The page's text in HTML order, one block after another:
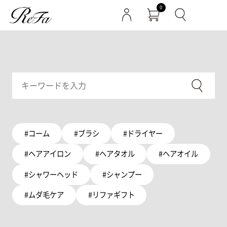
0
#コーム #ブラシ #ドライヤー
#ヘアアイロン #ヘアタオル #ヘアオイル
#シャワーヘッド #シャンプー
#ムダ毛ケア #リファギフト